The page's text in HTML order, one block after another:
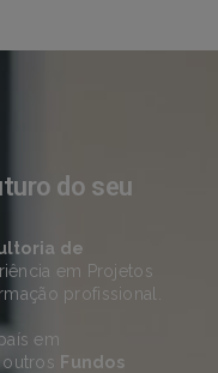
do seu
de
em Projetos
profissional.
em
outros Fundos